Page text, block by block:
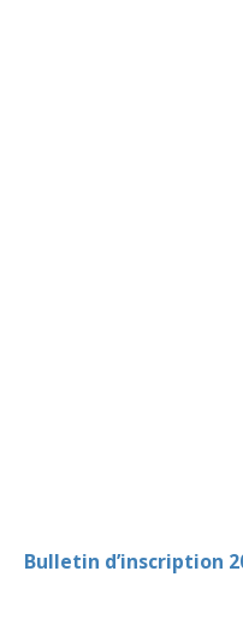
Bulletin d’inscription